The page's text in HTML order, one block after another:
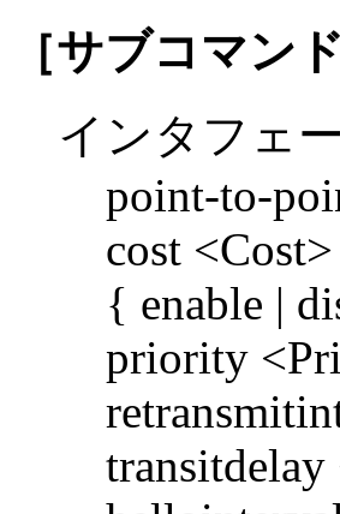
［サブコマン
インタフェ
point-to-
cost <Cost>
{ enable |
priority